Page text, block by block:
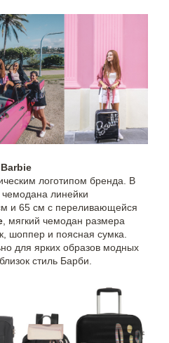
логотипом бренда. В
линейки
и 65 см с переливающейся
, мягкий чемодан размера
шоппер и поясная сумка.
для ярких образов модных
стиль Барби.